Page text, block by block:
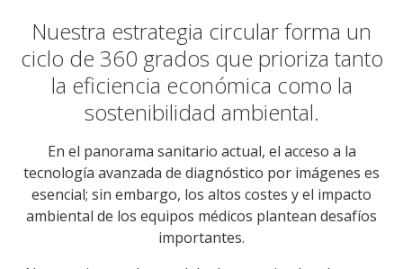
Nuestra estrategia circular forma un
ciclo de 360 grados que prioriza tanto
la eficiencia económica como la
sostenibilidad ambiental.
En el panorama sanitario actual, el acceso a la
tecnología avanzada de diagnóstico por imágenes es
esencial; sin embargo, los altos costes y el impacto
ambiental de los equipos médicos plantean desafíos
importantes.